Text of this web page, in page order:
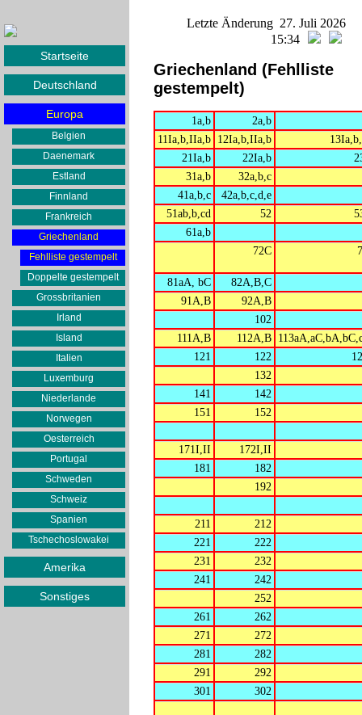
Startseite
Deutschland
Europa
Belgien
Daenemark
Estland
Finnland
Frankreich
Griechenland
Fehlliste gestempelt
Doppelte gestempelt
Grossbritanien
Irland
Island
Italien
Luxemburg
Niederlande
Norwegen
Oesterreich
Portugal
Schweden
Schweiz
Spanien
Tschechoslowakei
Amerika
Sonstiges
Letzte Änderung 27. Juli 2026
15:34
Griechenland (Fehlliste
gestempelt)
1a,b
2a,b
11Ia,b,IIa,b 12Ia,b,IIa,b
21Ia,b
22Ia,b
31a,b
32a,b,c
41a,b,c
42a,b,c,d,e
51ab,b,cd
52
61a,b
72C
81aA, bC
82A,B,C
91A,B
92A,B
102
111A,B
112A,B
121
122
132
141
142
151
152
171I,II
172I,II
181
182
192
211
212
221
222
231
232
241
242
252
261
262
271
272
281
282
291
292
301
302